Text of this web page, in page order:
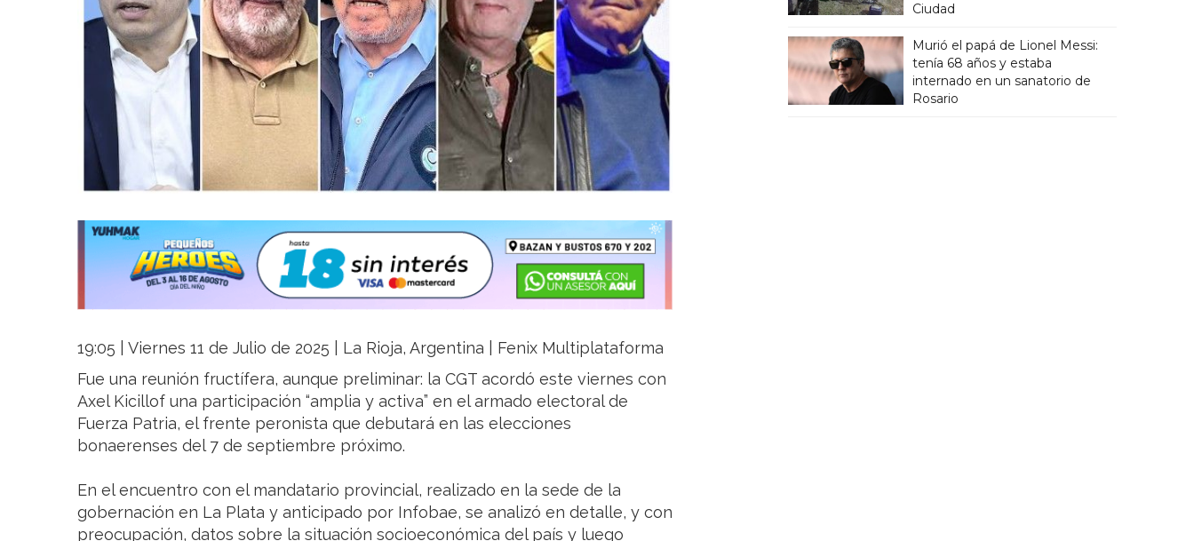
19:05 | Viernes 11 de Julio de 2025 | La Rioja, Argentina | Fenix Multiplataforma
Fue una reunión fructífera, aunque preliminar: la CGT acordó este viernes con
Axel Kicillof una participación “amplia y activa” en el armado electoral de
Fuerza Patria, el frente peronista que debutará en las elecciones
bonaerenses del 7 de septiembre próximo.
En el encuentro con el mandatario provincial, realizado en la sede de la
gobernación en La Plata y anticipado por Infobae, se analizó en detalle, y con
preocupación, datos sobre la situación socioeconómica del país y luego
Ciudad
Murió el papá de Lionel Messi:
tenía 68 años y estaba
internado en un sanatorio de
Rosario